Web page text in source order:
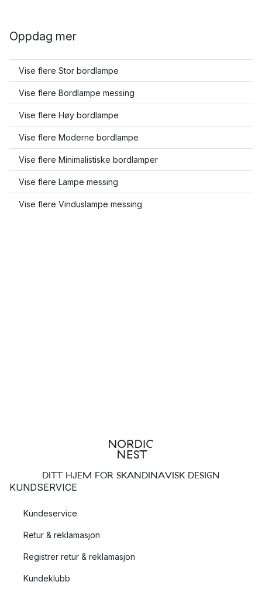
Oppdag mer
Vise flere Stor bordlampe
Vise flere Bordlampe messing
Vise flere Høy bordlampe
Vise flere Moderne bordlampe
Vise flere Minimalistiske bordlamper
Vise flere Lampe messing
Vise flere Vinduslampe messing
DITT HJEM FOR SKANDINAVISK DESIGN
KUNDSERVICE
Kundeservice
Retur & reklamasjon
Registrer retur & reklamasjon
Kundeklubb